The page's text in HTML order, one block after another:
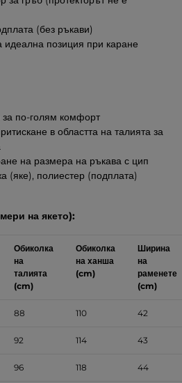
(без ръкави)
позиция при каране
за по-голям комфорт
в областта на талията за
на размера на ръкава с цип
(яке), полиестер (подплата)
на якето):
Обиколка
на
талията
(cm)
Обиколка
на ханша
(cm)
Ширина
на
раменете
(cm)
88 110 42
92 114 43
96 118 44